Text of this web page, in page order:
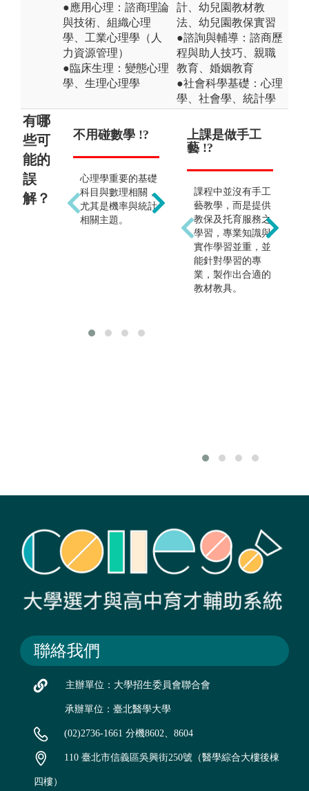
●應用心理：諮商理論
與技術、組織心理
學、工業心理學（人
力資源管理）
●臨床生理：變態心理
學、生理心理學
計、幼兒園教材教
法、幼兒園教保實習
●諮詢與輔導：諮商歷
程與助人技巧、親職
教育、婚姻教育
●社會科學基礎：心理
學、社會學、統計學
有哪
些可
能的
誤
解？
不用碰數學 !?
心理學重要的基礎
科目與數理相關，
尤其是機率與統計
相關主題。
念了心理學就
可以讀心 !?
心理學是一門社會
科學，採用科學方
法研究問題，可以
瞭解人類行為的傾
向，但並非猜測他
人心思的學類。
上課是做手工
藝 !?
課程中並沒有手工
藝教學，而是提供
教保及托育服務之
學習，專業知識與
實作學習並重，並
能針對學習的專
業，製作出合適的
教材教具。
聯絡我們
主辦單位：大學招生委員會聯合會
承辦單位：臺北醫學大學
(02)2736-1661 分機8602、8604
110 臺北市信義區吳興街250號（醫學綜合大樓後棟
四樓）